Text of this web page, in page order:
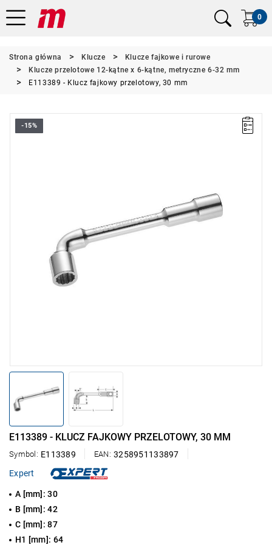
0
Strona główna Klucze
Klucze fajkowe i rurowe
Klucze przelotowe 12-kątne x 6-kątne, metryczne 6-32 mm
E113389 - Klucz fajkowy przelotowy, 30 mm
-15%
E113389 - KLUCZ FAJKOWY PRZELOTOWY, 30 MM
Symbol: E113389 EAN: 3258951133897
Expert
A [mm]: 30
B [mm]: 42
C [mm]: 87
H1 [mm]: 64